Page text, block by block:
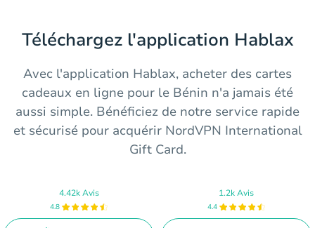
Téléchargez l'application Hablax
Avec l'application Hablax, acheter des cartes
cadeaux en ligne pour le Bénin n'a jamais été
aussi simple. Bénéficiez de notre service rapide
et sécurisé pour acquérir NordVPN International
Gift Card.
4.42k Avis
4.8
1.2k Avis
4.4